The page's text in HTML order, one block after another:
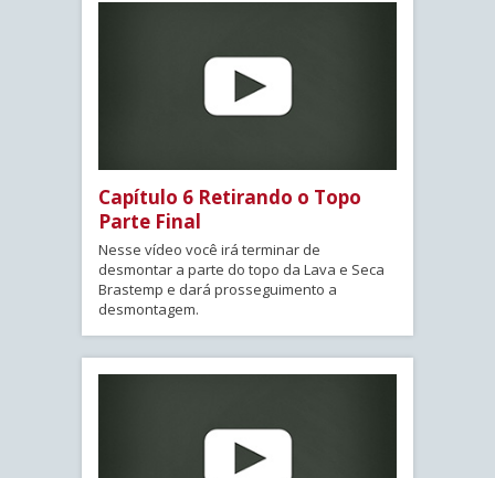
Capítulo 6 Retirando o Topo
Parte Final
Nesse vídeo você irá terminar de
desmontar a parte do topo da Lava e Seca
Brastemp e dará prosseguimento a
desmontagem.